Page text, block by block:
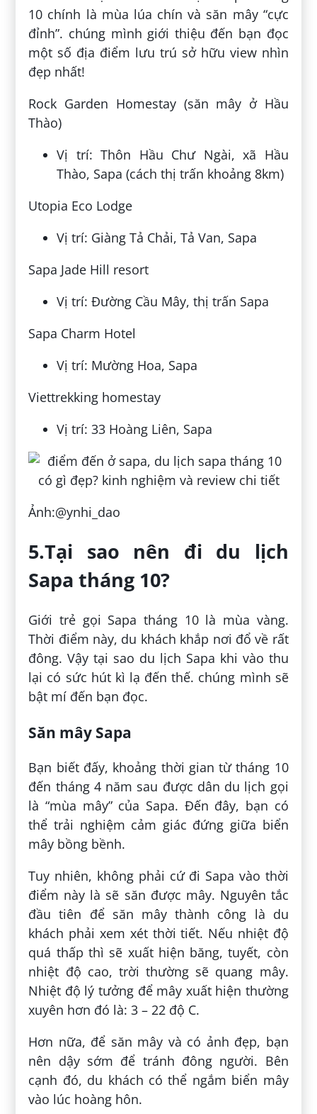
10 chính là mùa lúa chín và săn mây “cực
đỉnh”. chúng mình giới thiệu đến bạn đọc
một số địa điểm lưu trú sở hữu view nhìn
đẹp nhất!
Rock Garden Homestay (săn mây ở Hầu
Thào)
Vị trí: Thôn Hầu Chư Ngài, xã Hầu
Thào, Sapa (cách thị trấn khoảng 8km)
Utopia Eco Lodge
Vị trí: Giàng Tả Chải, Tả Van, Sapa
Sapa Jade Hill resort
Vị trí: Đường Cầu Mây, thị trấn Sapa
Sapa Charm Hotel
Vị trí: Mường Hoa, Sapa
Viettrekking homestay
Vị trí: 33 Hoàng Liên, Sapa
Ảnh:@ynhi_dao
5.Tại sao nên đi du lịch
Sapa tháng 10?
Giới trẻ gọi Sapa tháng 10 là mùa vàng.
Thời điểm này, du khách khắp nơi đổ về rất
đông. Vậy tại sao du lịch Sapa khi vào thu
lại có sức hút kì lạ đến thế. chúng mình sẽ
bật mí đến bạn đọc.
Săn mây Sapa
Bạn biết đấy, khoảng thời gian từ tháng 10
đến tháng 4 năm sau được dân du lịch gọi
là “mùa mây” của Sapa. Đến đây, bạn có
thể trải nghiệm cảm giác đứng giữa biển
mây bồng bềnh.
Tuy nhiên, không phải cứ đi Sapa vào thời
điểm này là sẽ săn được mây. Nguyên tắc
đầu tiên để săn mây thành công là du
khách phải xem xét thời tiết. Nếu nhiệt độ
quá thấp thì sẽ xuất hiện băng, tuyết, còn
nhiệt độ cao, trời thường sẽ quang mây.
Nhiệt độ lý tưởng để mây xuất hiện thường
xuyên hơn đó là: 3 – 22 độ C.
Hơn nữa, để săn mây và có ảnh đẹp, bạn
nên dậy sớm để tránh đông người. Bên
cạnh đó, du khách có thể ngắm biển mây
vào lúc hoàng hôn.